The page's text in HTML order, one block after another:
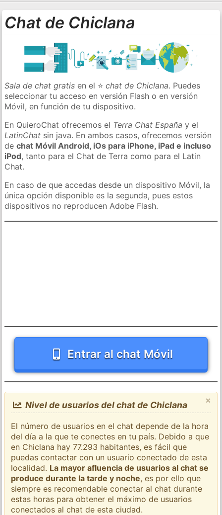
Chat de Chiclana
Sala de chat gratis en el ⭐chat de Chiclana. Puedes
seleccionar tu acceso en versión Flash o en versión
Móvil, en función de tu dispositivo.
En QuieroChat ofrecemos el Terra Chat España y el
LatinChat sin java. En ambos casos, ofrecemos versión
dechat Móvil Android, iOs para iPhone, iPad e incluso
iPod, tanto para el Chat de Terra como para el Latin
Chat.
En caso de que accedas desde un dispositivo Móvil, la
única opción disponible es la segunda, pues estos
dispositivos no reproducen Adobe Flash.
Entrar al chat Móvil
×
Nivel de usuarios del chat de Chiclana
El número de usuarios en el chat depende de la hora
del día a la que te conectes en tu país. Debido a que
en Chiclana hay 77.293 habitantes, es fácil que
puedas contactar con un usuario conectado de esta
localidad. La mayor afluencia de usuarios al chat se
produce durante la tarde y noche, es por ello que
siempre es recomendable conectar al chat durante
estas horas para obtener el máximo de usuarios
conectados al chat de esta ciudad.